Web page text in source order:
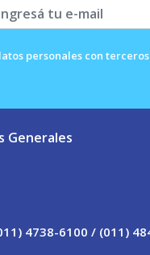
personales con
Generales
4738-6100 / (011)